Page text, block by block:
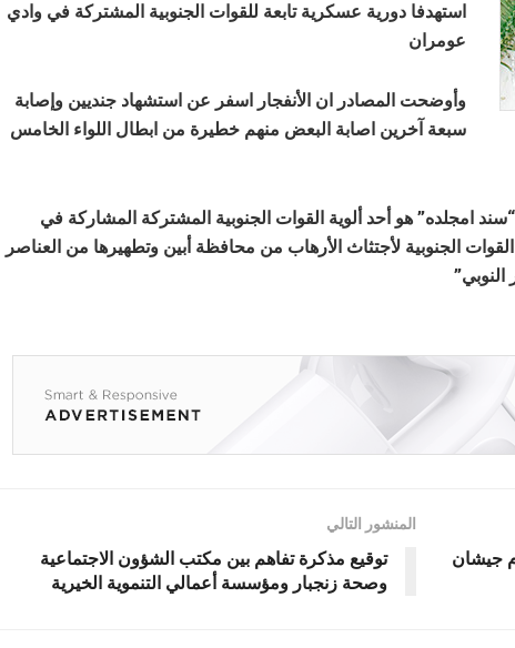
استهدفا دورية عسكرية تابعة للقوات الجنوبية المشتركة في وادي
عومران
وأوضحت المصادر ان الأنفجار اسفر عن استشهاد جنديين وإصابة
سبعة آخرين اصابة البعض منهم خطيرة من ابطال اللواء الخامس
امجلده” هو أحد ألوية القوات الجنوبية المشتركة المشاركة في
الجنوبية لأجتثاث الأرهاب من محافظة أبين وتطهيرها من العناصر
النوبي”
جيشان
المنشور التالي
توقيع مذكرة تفاهم بين مكتب الشؤون الاجتماعية
وصحة زنجبار ومؤسسة أعمالي التنموية الخيرية